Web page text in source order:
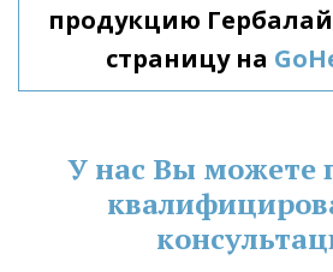
продукцию
страницу на
У нас Вы можете